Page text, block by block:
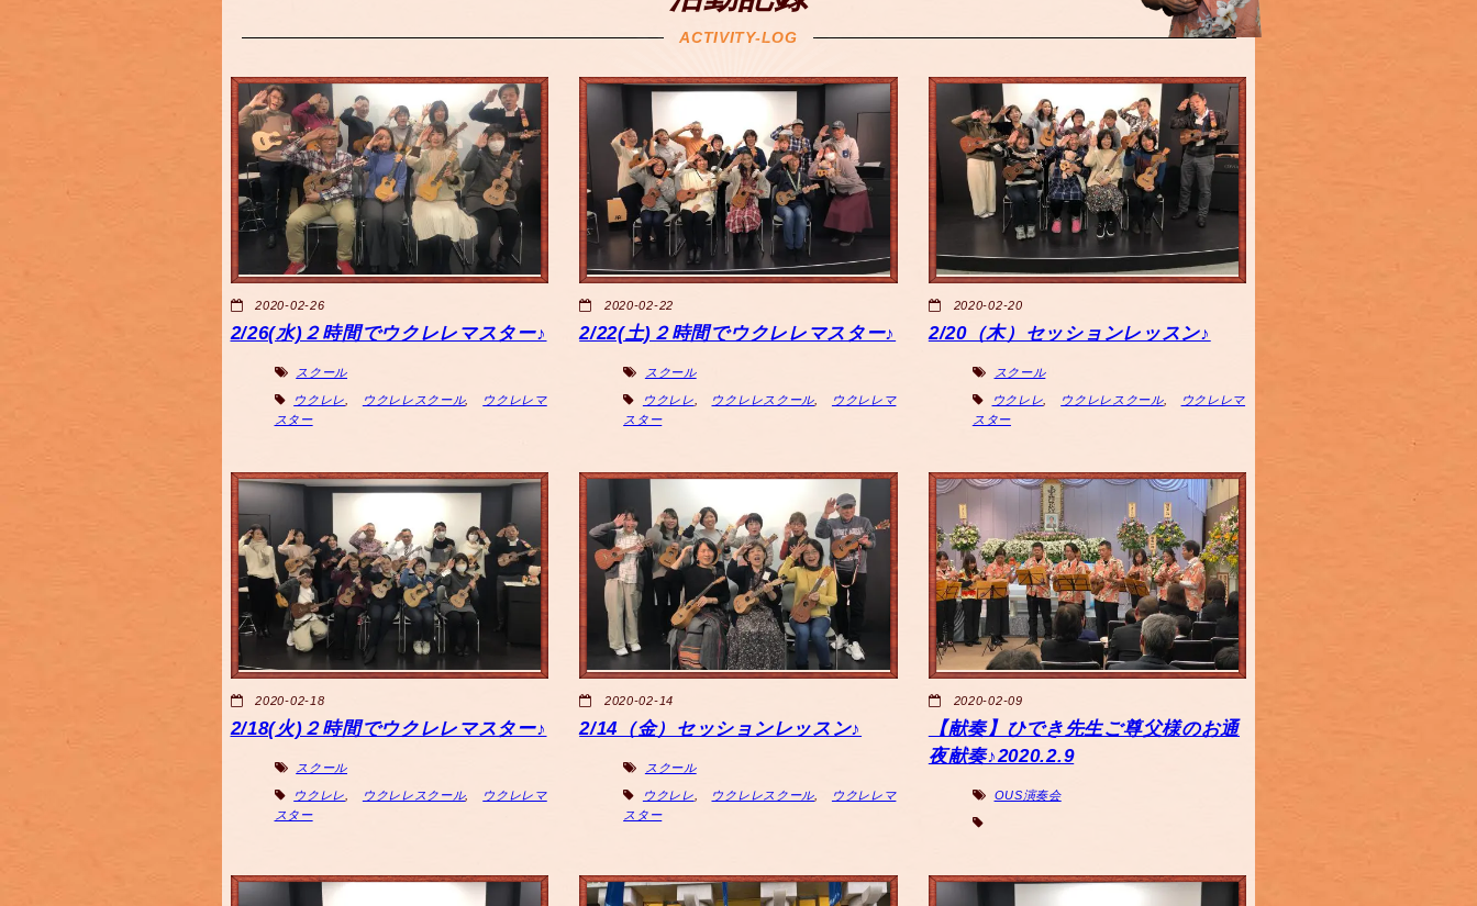
ACTIVITY-LOG
2020-02-26
2/26(水)２時間でウクレレマスター♪
スクール
ウクレレ ウクレレスクール,
ウクレレマ
スター
2020-02-22
2/22(土)２時間でウクレレマスター♪
スクール
ウクレレ ウクレレスクール
ウクレレマ
スター
2020-02-20
2/20（木）セッションレッスン♪
スクール
ウクレレ ウクレレスクール,
ウクレレマ
スター
2020-02-18
2/18(火)２時間でウクレレマスター♪
スクール
ウクレレ ウクレレスクール,
ウクレレマ
スター
2020-02-14
2/14（金）セッションレッスン♪
スクール
ウクレレ ウクレレスクール
ウクレレマ
スター
2020-02-09
【献奏】ひでき先生ご尊父様のお通
夜献奏♪2020.2.9
OUS演奏会